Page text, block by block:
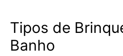
Tipos de
Banho